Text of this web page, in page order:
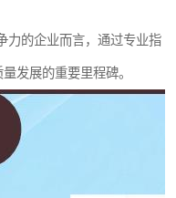
力的企业而言，通过专业指
发展的重要里程碑。